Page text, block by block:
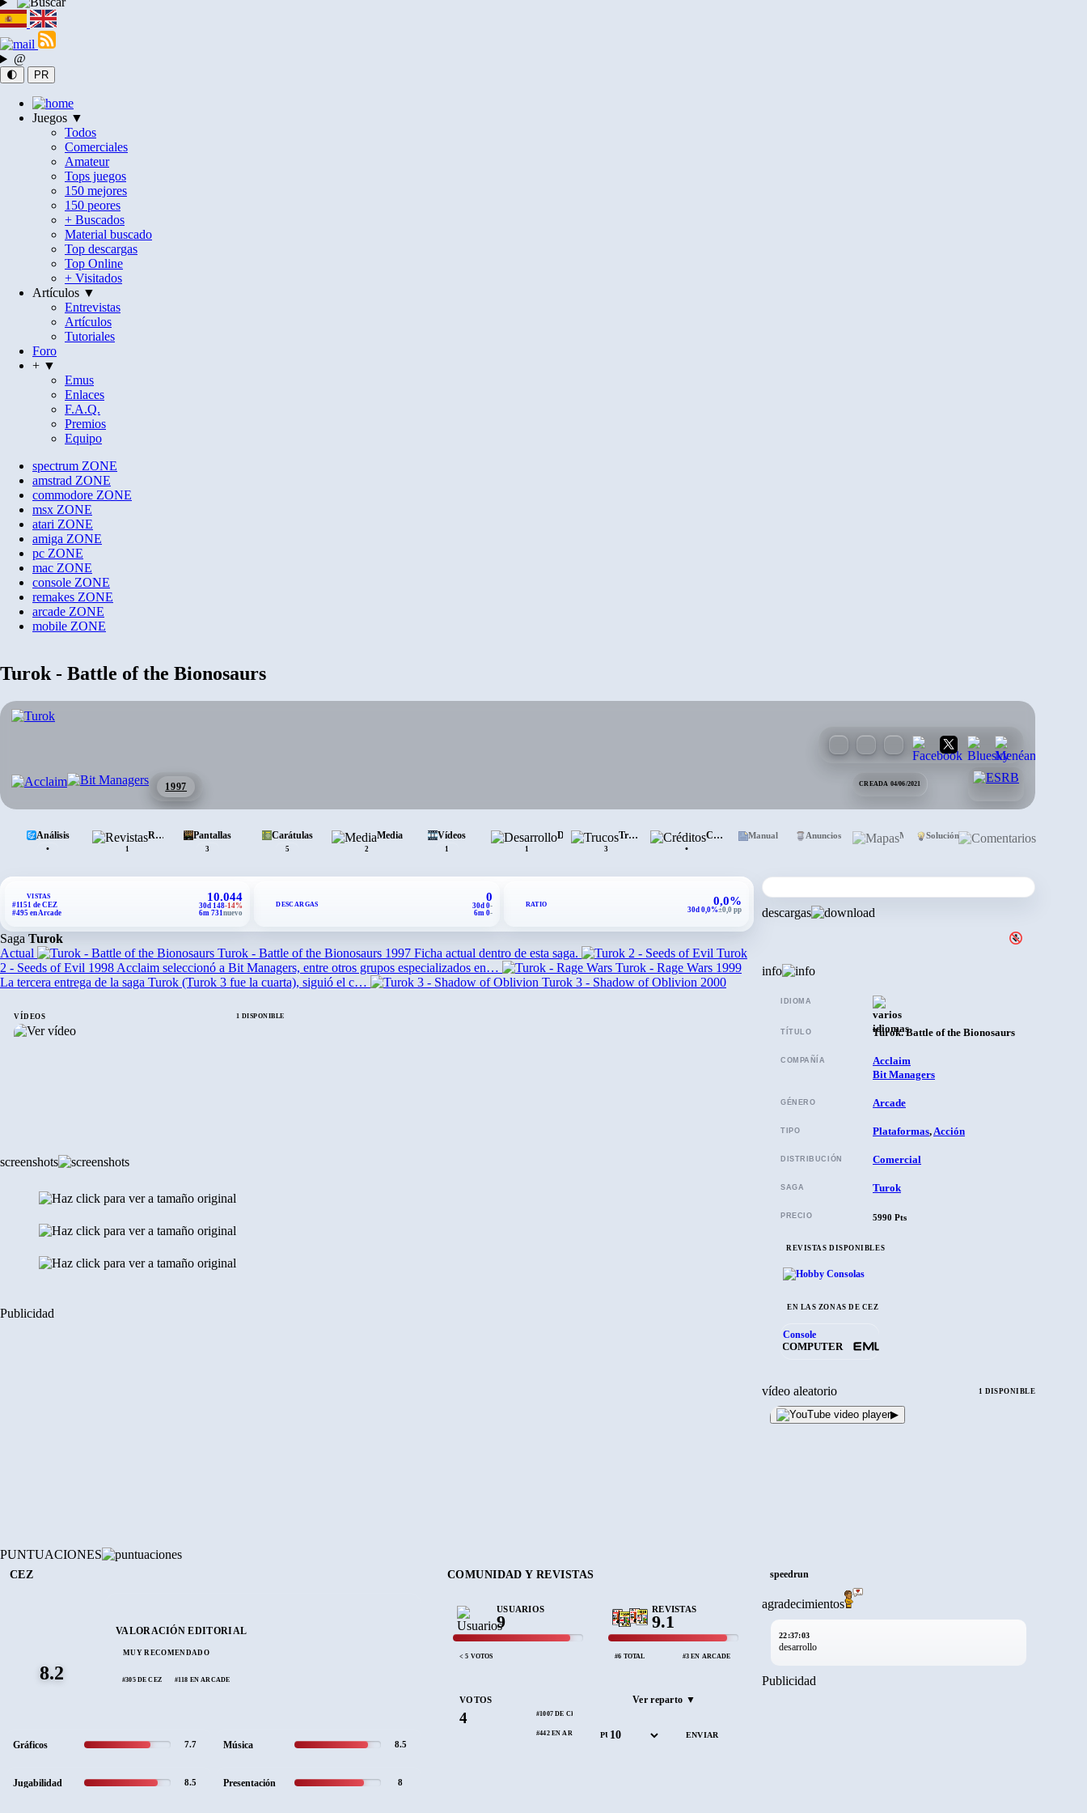
@
🌓 PR
Juegos ▼
Todos
Comerciales
Amateur
Tops juegos
150 mejores
150 peores
+ Buscados
Material buscado
Top descargas
Top Online
+ Visitados
Artículos ▼
Entrevistas
Artículos
Tutoriales
Foro
+ ▼
Emus
Enlaces
F.A.Q.
Premios
Equipo
spectrum ZONE
amstrad ZONE
commodore ZONE
msx ZONE
atari ZONE
amiga ZONE
pc ZONE
mac ZONE
console ZONE
remakes ZONE
arcade ZONE
mobile ZONE
Turok - Battle of the Bionosaurs
1997 CREADA 04/06/2021
Análisis
•
Revistas
1
Pantallas
3
Carátulas
5
Media
2
Vídeos
1
Desarrollo
1
Trucos
3
Créditos
•
Manual Anuncios Solución
descargas
info
IDIOMA
TÍTULO Turok. Battle of the Bionosaurs
COMPAÑÍA
Acclaim
Bit Managers
GÉNERO Arcade
TIPO Plataformas,Acción
DISTRIBUCIÓN Comercial
SAGA Turok
PRECIO 5990 Pts
REVISTAS DISPONIBLES
EN LAS ZONAS DE CEZ
Console
COMPUTER
vídeo aleatorio 1 DISPONIBLE
▶
speedrun
agradecimientos
22:37:03
desarrollo
Publicidad
VISTAS
#1151 de CEZ
#495 en Arcade
10.044
30d 148-14%
6m 731nuevo
DESCARGAS
0
30d 0-
6m 0-
RATIO 0,0%
30d 0,0%±0,0 pp
Saga Turok
Actual
Turok - Battle of the Bionosaurs 1997 Ficha actual dentro de esta saga.
Turok
2 - Seeds of Evil 1998 Acclaim seleccionó a Bit Managers, entre otros grupos especializados en… Turok - Rage Wars 1999
La tercera entrega de la saga Turok (Turok 3 fue la cuarta), siguió el c…
Turok 3 - Shadow of Oblivion 2000
VÍDEOS 1 DISPONIBLE
screenshots
Publicidad
PUNTUACIONES
CEZ
8.2
VALORACIÓN EDITORIAL
MUY RECOMENDADO
#305 DE CEZ #118 EN ARCADE
Gráficos 7.7 Música 8.5
Jugabilidad 8.5 Presentación 8
COMUNIDAD Y REVISTAS
USUARIOS
9
< 5 VOTOS
REVISTAS
9.1
#6 TOTAL #3 EN ARCADE
VOTOS
4 #1007 DE CEZ
#442 EN ARCADE
Ver reparto ▼
PUNTÚA